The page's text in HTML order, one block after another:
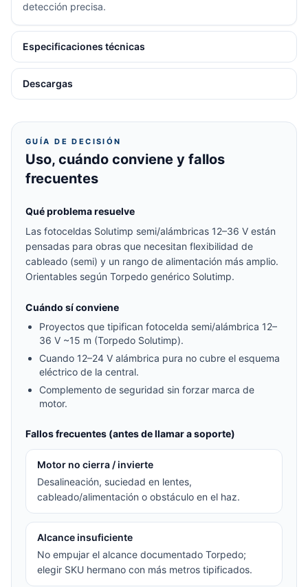
detección precisa.
Especificaciones técnicas
Descargas
GUÍA DE DECISIÓN
Uso, cuándo conviene y fallos
frecuentes
Qué problema resuelve
Las fotoceldas Solutimp semi/alámbricas 12–36 V están
pensadas para obras que necesitan flexibilidad de
cableado (semi) y un rango de alimentación más amplio.
Orientables según Torpedo genérico Solutimp.
Cuándo sí conviene
Proyectos que tipifican fotocelda semi/alámbrica 12–
36 V ~15 m (Torpedo Solutimp).
Cuando 12–24 V alámbrica pura no cubre el esquema
eléctrico de la central.
Complemento de seguridad sin forzar marca de
motor.
Fallos frecuentes (antes de llamar a soporte)
Motor no cierra / invierte
Desalineación, suciedad en lentes,
cableado/alimentación o obstáculo en el haz.
Alcance insuficiente
No empujar el alcance documentado Torpedo;
elegir SKU hermano con más metros tipificados.